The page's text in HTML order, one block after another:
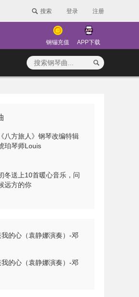
搜索 登录 注册
钢镚充值 APP下载
《八方旅人》钢琴改编特辑
珀琴师Louis
冬送上10首暖心音乐，问
远方的你
的心（袁静娜演奏）-邓
的心（袁静娜演奏）-邓